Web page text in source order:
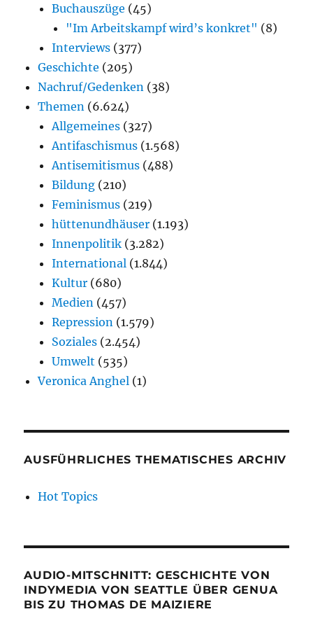
Buchauszüge (45)
"Im Arbeitskampf wird’s konkret" (8)
Interviews (377)
Geschichte (205)
Nachruf/Gedenken (38)
Themen (6.624)
Allgemeines (327)
Antifaschismus (1.568)
Antisemitismus (488)
Bildung (210)
Feminismus (219)
hüttenundhäuser (1.193)
Innenpolitik (3.282)
International (1.844)
Kultur (680)
Medien (457)
Repression (1.579)
Soziales (2.454)
Umwelt (535)
Veronica Anghel (1)
AUSFÜHRLICHES THEMATISCHES ARCHIV
Hot Topics
AUDIO-MITSCHNITT: GESCHICHTE VON
INDYMEDIA VON SEATTLE ÜBER GENUA
BIS ZU THOMAS DE MAIZIERE